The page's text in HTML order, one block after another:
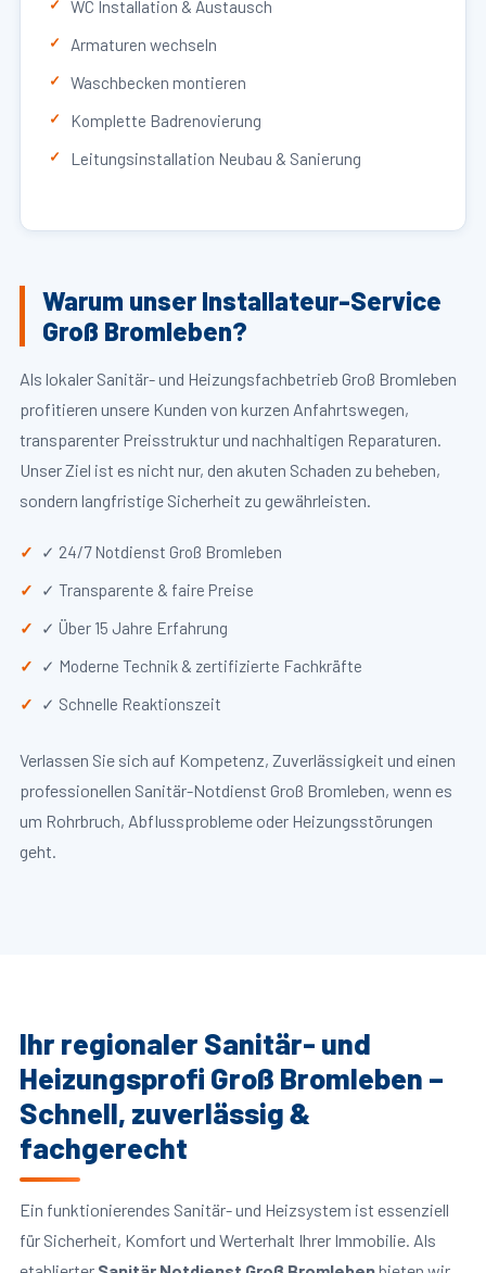
WC Installation & Austausch
Armaturen wechseln
Waschbecken montieren
Komplette Badrenovierung
Leitungsinstallation Neubau & Sanierung
Warum unser Installateur-Service
Groß Bromleben?
Als lokaler Sanitär- und Heizungsfachbetrieb Groß Bromleben
profitieren unsere Kunden von kurzen Anfahrtswegen,
transparenter Preisstruktur und nachhaltigen Reparaturen.
Unser Ziel ist es nicht nur, den akuten Schaden zu beheben,
sondern langfristige Sicherheit zu gewährleisten.
✓ 24/7 Notdienst Groß Bromleben
✓ Transparente & faire Preise
✓ Über 15 Jahre Erfahrung
✓ Moderne Technik & zertifizierte Fachkräfte
✓ Schnelle Reaktionszeit
Verlassen Sie sich auf Kompetenz, Zuverlässigkeit und einen
professionellen Sanitär-Notdienst Groß Bromleben, wenn es
um Rohrbruch, Abflussprobleme oder Heizungsstörungen
geht.
Ihr regionaler Sanitär- und
Heizungsprofi Groß Bromleben –
Schnell, zuverlässig &
fachgerecht
Ein funktionierendes Sanitär- und Heizsystem ist essenziell
für Sicherheit, Komfort und Werterhalt Ihrer Immobilie. Als